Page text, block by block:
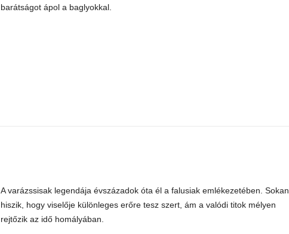
barátságot ápol a baglyokkal.
A varázssisak legendája évszázadok óta él a falusiak emlékezetében. Sokan
hiszik, hogy viselője különleges erőre tesz szert, ám a valódi titok mélyen
rejtőzik az idő homályában.